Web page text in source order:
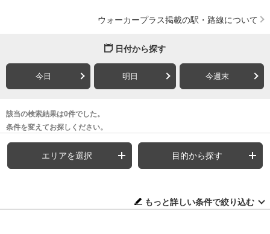
ウォーカープラス掲載の駅・路線について
日付から探す
今日 明日 今週末
該当の検索結果は0件でした。
条件を変えてお探しください。
エリアを選択 目的から探す
もっと詳しい条件で絞り込む